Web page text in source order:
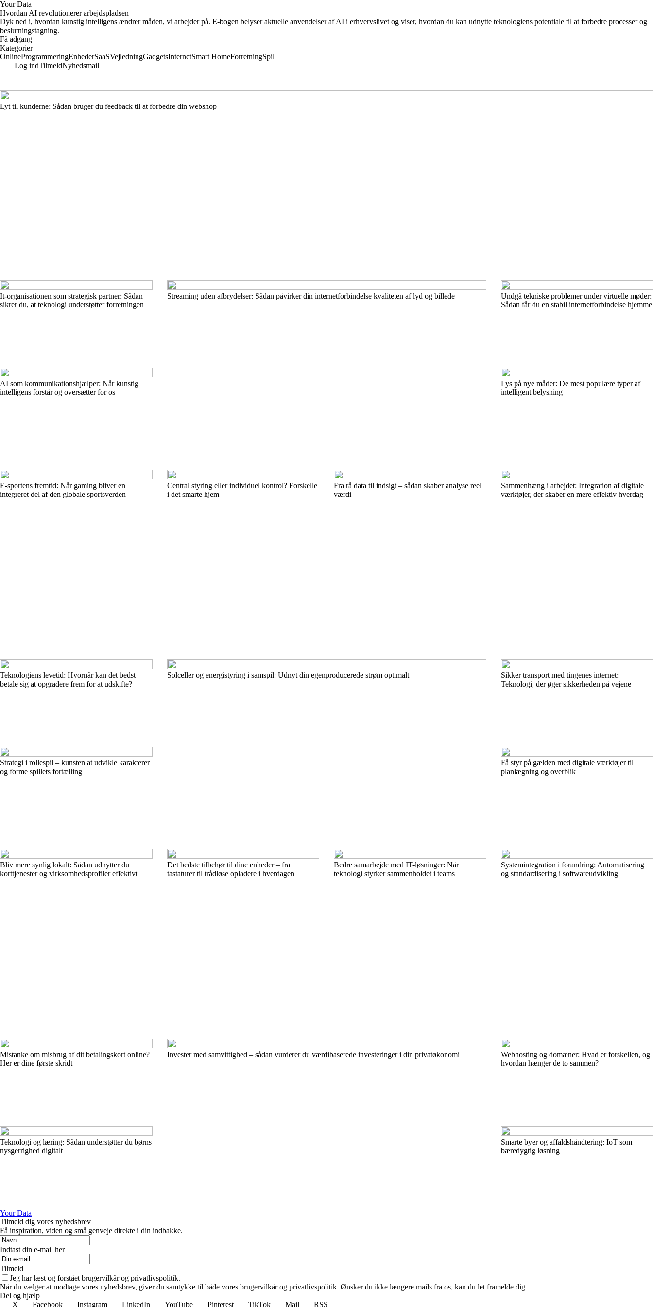
Your Data
Hvordan AI revolutionerer arbejdspladsen
Dyk ned i, hvordan kunstig intelligens ændrer måden, vi arbejder på. E-bogen belyser aktuelle anvendelser af AI i erhvervslivet og viser, hvordan du kan udnytte teknologiens potentiale til at forbedre processer og
beslutningstagning.
Få adgang
Kategorier
OnlineProgrammeringEnhederSaaSVejledningGadgetsInternetSmart HomeForretningSpil
Log indTilmeldNyhedsmail
Lyt til kunderne: Sådan bruger du feedback til at forbedre din webshop
It-organisationen som strategisk partner: Sådan
sikrer du, at teknologi understøtter forretningen
AI som kommunikationshjælper: Når kunstig
intelligens forstår og oversætter for os
Streaming uden afbrydelser: Sådan påvirker din internetforbindelse kvaliteten af lyd og billede
Undgå tekniske problemer under virtuelle møder:
Sådan får du en stabil internetforbindelse hjemme
Lys på nye måder: De mest populære typer af
intelligent belysning
E-sportens fremtid: Når gaming bliver en
integreret del af den globale sportsverden
Central styring eller individuel kontrol? Forskelle
i det smarte hjem
Fra rå data til indsigt – sådan skaber analyse reel
værdi
Sammenhæng i arbejdet: Integration af digitale
værktøjer, der skaber en mere effektiv hverdag
Teknologiens levetid: Hvornår kan det bedst
betale sig at opgradere frem for at udskifte?
Strategi i rollespil – kunsten at udvikle karakterer
og forme spillets fortælling
Solceller og energistyring i samspil: Udnyt din egenproducerede strøm optimalt
Sikker transport med tingenes internet:
Teknologi, der øger sikkerheden på vejene
Få styr på gælden med digitale værktøjer til
planlægning og overblik
Bliv mere synlig lokalt: Sådan udnytter du
korttjenester og virksomhedsprofiler effektivt
Det bedste tilbehør til dine enheder – fra
tastaturer til trådløse opladere i hverdagen
Bedre samarbejde med IT-løsninger: Når
teknologi styrker sammenholdet i teams
Systemintegration i forandring: Automatisering
og standardisering i softwareudvikling
Mistanke om misbrug af dit betalingskort online?
Her er dine første skridt
Teknologi og læring: Sådan understøtter du børns
nysgerrighed digitalt
Invester med samvittighed – sådan vurderer du værdibaserede investeringer i din privatøkonomi
Webhosting og domæner: Hvad er forskellen, og
hvordan hænger de to sammen?
Smarte byer og affaldshåndtering: IoT som
bæredygtig løsning
Your Data
Tilmeld dig vores nyhedsbrev
Få inspiration, viden og små genveje direkte i din indbakke.
Indtast din e-mail her
Tilmeld
Jeg har læst og forstået brugervilkår og privatlivspolitik.
Når du vælger at modtage vores nyhedsbrev, giver du samtykke til både vores brugervilkår og privatlivspolitik. Ønsker du ikke længere mails fra os, kan du let framelde dig.
Del og hjælp
X
Facebook Instagram LinkedIn YouTube Pinterest TikTok Mail RSS